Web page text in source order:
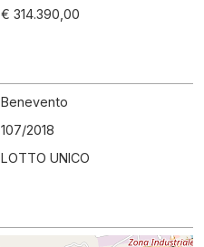
€ 314.390,00
Benevento
107/2018
LOTTO UNICO